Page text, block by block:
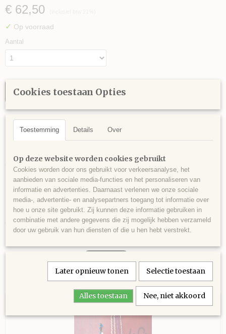
€ 62,50
✓ Op voorraad
Aantal
IN WINKELWAGEN
Specificaties
Grondwerk stick 4ft met 5 ft string.
Deze stick is kort en licht. Lengte van de stick is 1,2 meteren de string is
1,5 meter.
In diverse kleuren leverbaar, vraag naar de mogelijkheden.
Op de foto zijn de rechter sticks de sticks van 4ft
Ook interessant
Cookies toestaan Opties
Toestemming Details Over
Op deze website worden cookies gebruikt
Cookies worden door ons gebruikt voor verkeersanalyse, het
aanbieden van sociale media-functies en het personaliseren van
informatie en advertenties. Daarnaast verlenen we onze sociale
media-, advertentie- en analysepartners toegang tot informatie over
hoe u onze site gebruikt. Zij kunnen deze informatie gebruiken in
combinatie met andere gegevens die zij mogelijk hebben verzameld
door uw gebruik van hun diensten of die u hen hebt verstrekt.
Later opnieuw tonen Selectie toestaan
Alles toestaan Nee, niet akkoord